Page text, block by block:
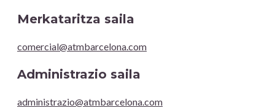
Merkataritza saila
comercial@atmbarcelona.com
Administrazio saila
administrazio@atmbarcelona.com